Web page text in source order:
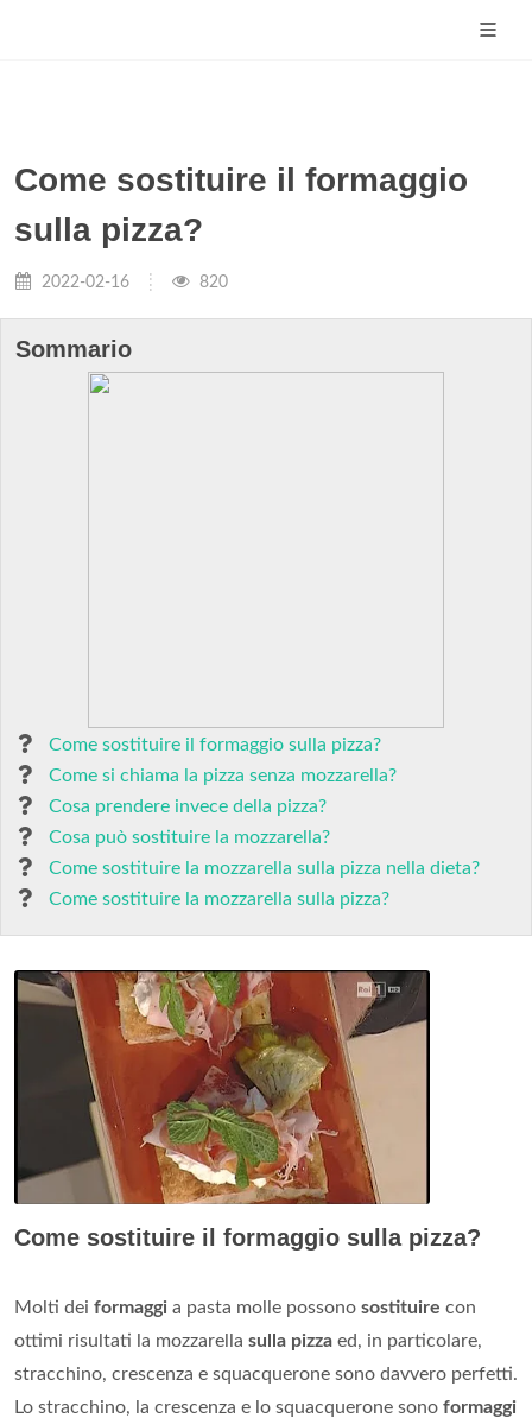
Come sostituire il formaggio
sulla pizza?
2022-02-16 820
Sommario
Come sostituire il formaggio sulla pizza?
Come si chiama la pizza senza mozzarella?
Cosa prendere invece della pizza?
Cosa può sostituire la mozzarella?
Come sostituire la mozzarella sulla pizza nella dieta?
Come sostituire la mozzarella sulla pizza?
Come sostituire il formaggio sulla pizza?
Molti dei formaggi a pasta molle possono sostituire con
ottimi risultati la mozzarella sulla pizza ed, in particolare,
stracchino, crescenza e squacquerone sono davvero perfetti.
Lo stracchino, la crescenza e lo squacquerone sono formaggi